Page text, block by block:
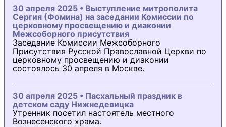
30 апреля 2025 • Выступление митрополита
Сергия (Фомина) на заседании Комиссии по
церковному просвещению и диаконии
Межсоборного присутствия
Заседание Комиссии Межсоборного
Присутствия Русской Православной Церкви по
церковному просвещению и диаконии
состоялось 30 апреля в Москве.
30 апреля 2025 • Пасхальный праздник в
детском саду Нижнедевицка
Утренник посетил настоятель местного
Вознесенского храма.